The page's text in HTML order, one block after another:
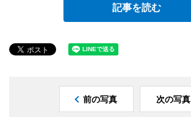
記事を読む
前の写真 次の写真